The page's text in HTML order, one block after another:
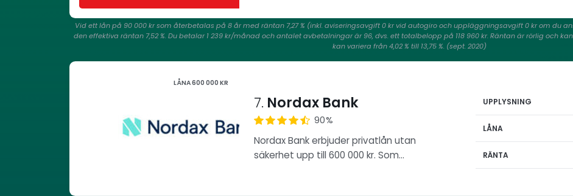
Vid ett lån på 90 000 kr som återbetalas på 8 år med räntan 7,27 % (inkl. aviseringsavgift 0 kr vid autogiro och uppläggningsavgift 0 kr om du
den effektiva räntan 7,52 %. Du betalar 1 239 kr/månad och antalet avbetalningar är 96, dvs. ett totalbelopp på 118 960 kr. Räntan är rörlig och
kan variera från 4,02 % till 13,75 %. (sept. 2020)
LÅNA 600 000 KR
7. Nordax Bank
90%
Nordax Bank erbjuder privatlån utan
säkerhet upp till 600 000 kr. Som…
UPPLYSNING
LÅNA
RÄNTA